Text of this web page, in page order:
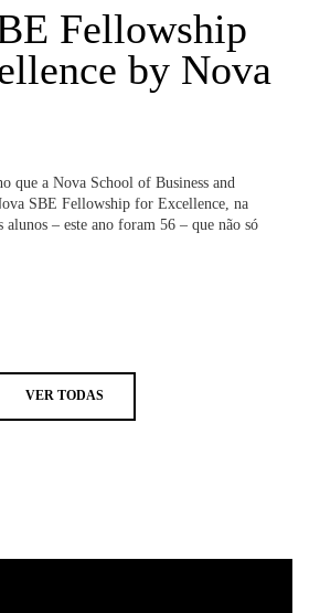
Fellowship
by Nova
que a Nova School of Business and
SBE Fellowship for Excellence, na
alunos – este ano foram 56 – que não só
VER TODAS